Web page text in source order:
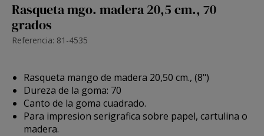
Rasqueta mgo. madera 20,5 cm., 70
grados
Referencia: 81-4535
Rasqueta mango de madera 20,50 cm., (8")
Dureza de la goma: 70
Canto de la goma cuadrado.
Para impresion serigrafica sobre papel, cartulina o
madera.